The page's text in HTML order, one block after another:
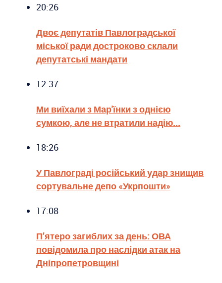
20:26
Двоє депутатів Павлоградської
міської ради достроково склали
депутатські мандати
12:37
Ми виїхали з Мар'їнки з однією
сумкою, але не втратили надію...
18:26
У Павлограді російський удар знищив
сортувальне депо «Укрпошти»
17:08
П’ятеро загиблих за день: ОВА
повідомила про наслідки атак на
Дніпропетровщині